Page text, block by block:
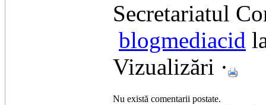
Secretariatul
blogmediacid
Vizualizări ·
Nu există comentarii postate.